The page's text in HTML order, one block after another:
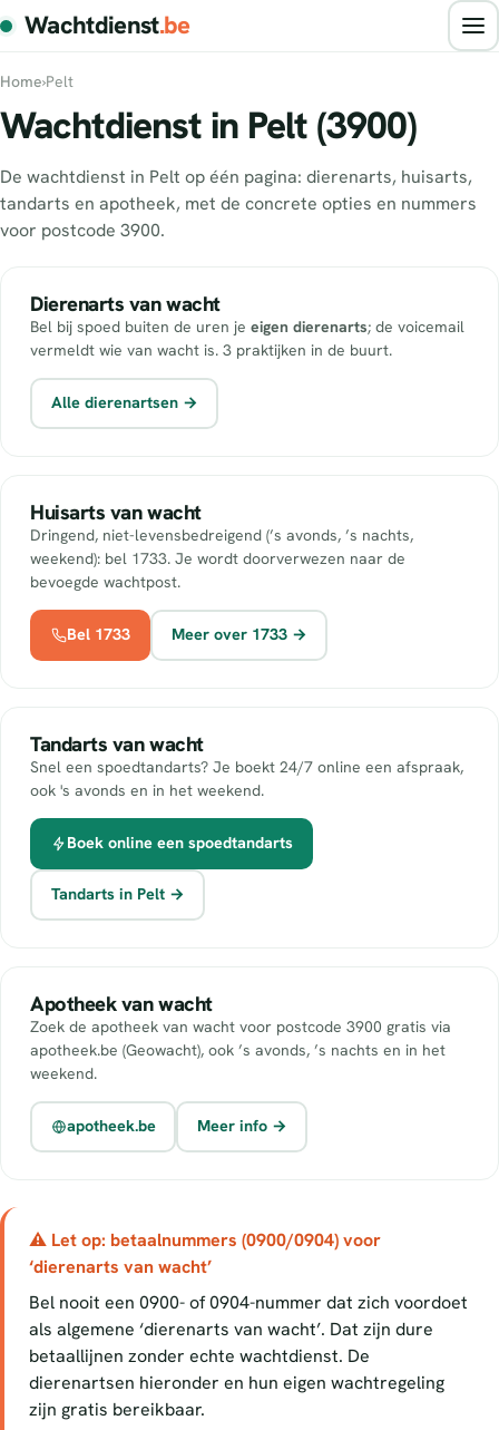
Wachtdienst.be
Home›Pelt
Wachtdienst in Pelt (3900)
De wachtdienst in Pelt op één pagina: dierenarts, huisarts,
tandarts en apotheek, met de concrete opties en nummers
voor postcode 3900.
Dierenarts van wacht
Bel bij spoed buiten de uren je eigen dierenarts; de voicemail
vermeldt wie van wacht is. 3 praktijken in de buurt.
Alle dierenartsen →
Huisarts van wacht
Dringend, niet-levensbedreigend (’s avonds, ’s nachts,
weekend): bel 1733. Je wordt doorverwezen naar de
bevoegde wachtpost.
Bel 1733 Meer over 1733 →
Tandarts van wacht
Snel een spoedtandarts? Je boekt 24/7 online een afspraak,
ook 's avonds en in het weekend.
Boek online een spoedtandarts
Tandarts in Pelt →
Apotheek van wacht
Zoek de apotheek van wacht voor postcode 3900 gratis via
apotheek.be (Geowacht), ook ’s avonds, ’s nachts en in het
weekend.
apotheek.be Meer info →
⚠ Let op: betaalnummers (0900/0904) voor
‘dierenarts van wacht’
Bel nooit een 0900- of 0904-nummer dat zich voordoet
als algemene ‘dierenarts van wacht’. Dat zijn dure
betaallijnen zonder echte wachtdienst. De
dierenartsen hieronder en hun eigen wachtregeling
zijn gratis bereikbaar.